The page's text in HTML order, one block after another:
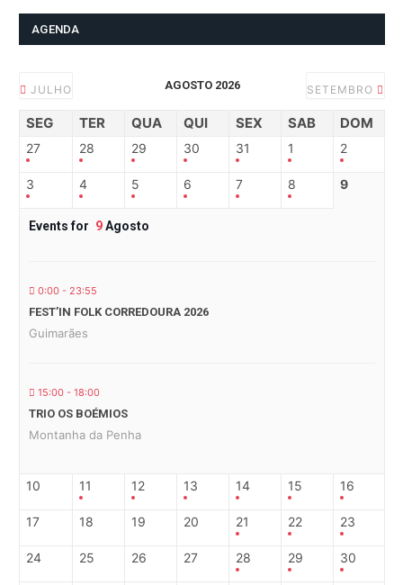
AGENDA
JULHO AGOSTO 2026 SETEMBRO
SEG TER QUA QUI SEX SAB DOM
27 28 29 30 31 1 2
3 4 5 6 7 8 9
Events for 9Agosto
0:00 - 23:55
FEST’IN FOLK CORREDOURA 2026
Guimarães
15:00 - 18:00
TRIO OS BOÉMIOS
Montanha da Penha
10 11 12 13 14 15 16
17 18 19 20 21 22 23
24 25 26 27 28 29 30